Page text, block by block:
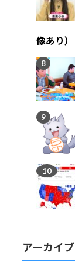
像あり）
アーカイブ